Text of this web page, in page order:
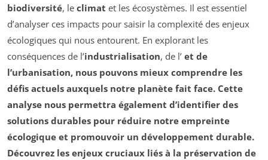
biodiversité, le climat et les écosystèmes. Il est essentiel
d’analyser ces impacts pour saisir la complexité des enjeux
écologiques qui nous entourent. En explorant les
conséquences de l’industrialisation, de l’ et de
l’urbanisation, nous pouvons mieux comprendre les
défis actuels auxquels notre planète fait face. Cette
analyse nous permettra également d’identifier des
solutions durables pour réduire notre empreinte
écologique et promouvoir un développement durable.
Découvrez les enjeux cruciaux liés à la préservation de